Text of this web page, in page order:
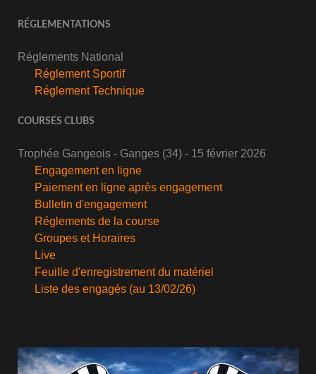
RÉGLEMENTATIONS
Réglements National
Réglement Sportif
Réglement Technique
COURSES CLUBS
Trophée Gangeois - Ganges (34) - 15 février 2026
Engagement en ligne
Paiement en ligne après engagement
Bulletin d'engagement
Réglements de la course
Groupes et Horaires
Live
Feuille d'enregistrement du matériel
Liste des engagés (au 13/02/26)